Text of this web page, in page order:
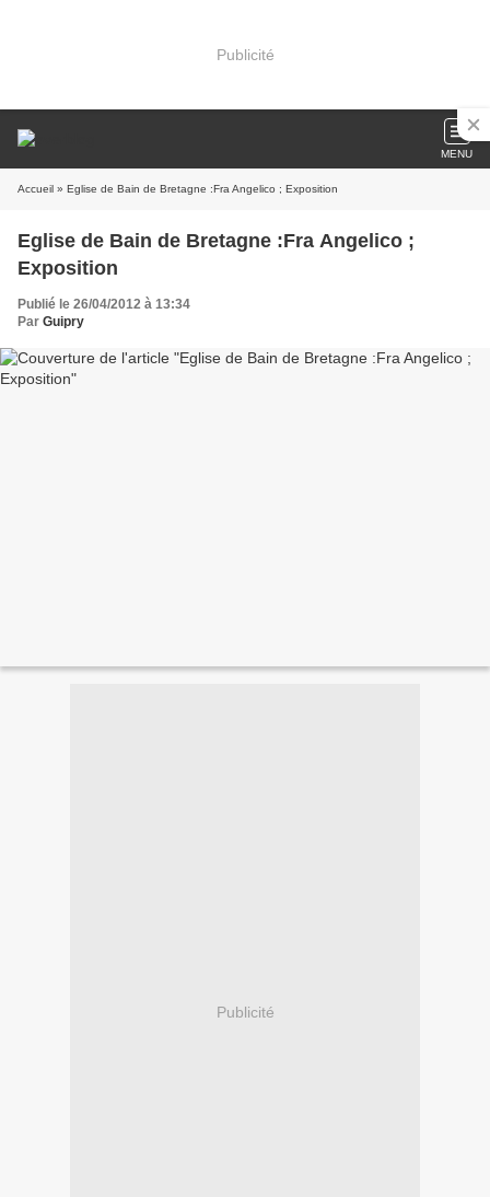
Publicité
MENU
Accueil » Eglise de Bain de Bretagne :Fra Angelico ; Exposition
Eglise de Bain de Bretagne :Fra Angelico ;
Exposition
Publié le 26/04/2012 à 13:34
Par Guipry
Publicité